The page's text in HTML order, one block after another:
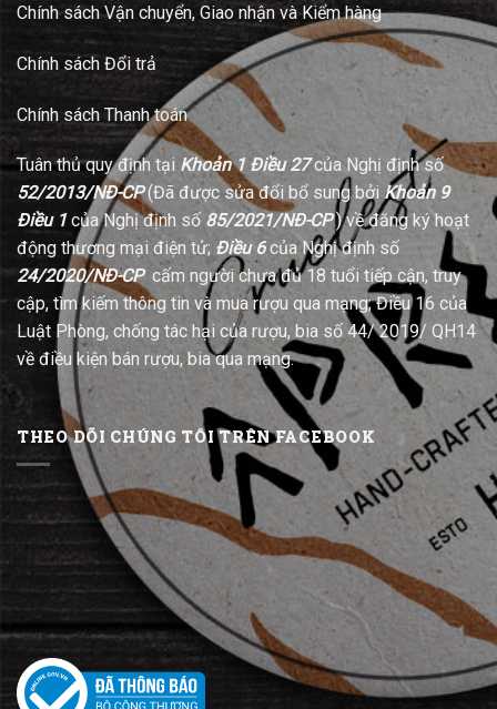
Chính sách Vận chuyển, Giao nhận và Kiểm hàng
Chính sách Đổi trả
Chính sách Thanh toán
Tuân thủ quy định tại Khoản 1 Điều 27của Nghị định số
52/2013/NĐ-CP(Đã được sửa đổi bổ sung bởi Khoản 9
Điều 1của Nghị định số 85/2021/NĐ-CP) về đăng ký hoạt
động thương mại điện tử; Điều 6của Nghị định số
24/2020/NĐ-CPcấm người chưa đủ 18 tuổi tiếp cận, truy
cập, tìm kiếm thông tin và mua rượu qua mạng; Điều 16 của
Luật Phòng, chống tác hại của rượu, bia số 44/ 2019/ QH14
về điều kiện bán rượu, bia qua mạng.
THEO DÕI CHÚNG TÔI TRÊN FACEBOOK